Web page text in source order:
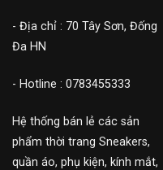
- Địa chỉ : 70 Tây Sơn, Đống
Đa HN
- Hotline : 0783455333
Hệ thống bán lẻ các sản
phẩm thời trang Sneakers,
quần áo, phụ kiện, kính mắt,